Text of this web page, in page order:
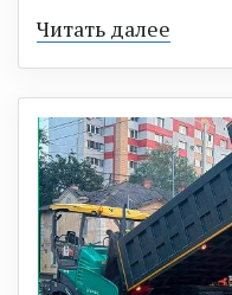
Читать далее